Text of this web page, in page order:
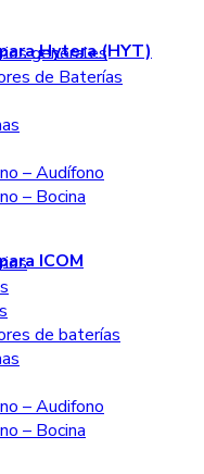
Hytera (HYT)
generales
de Baterías
– Audífono
– Bocina
ICOM
de baterías
– Audifono
– Bocina